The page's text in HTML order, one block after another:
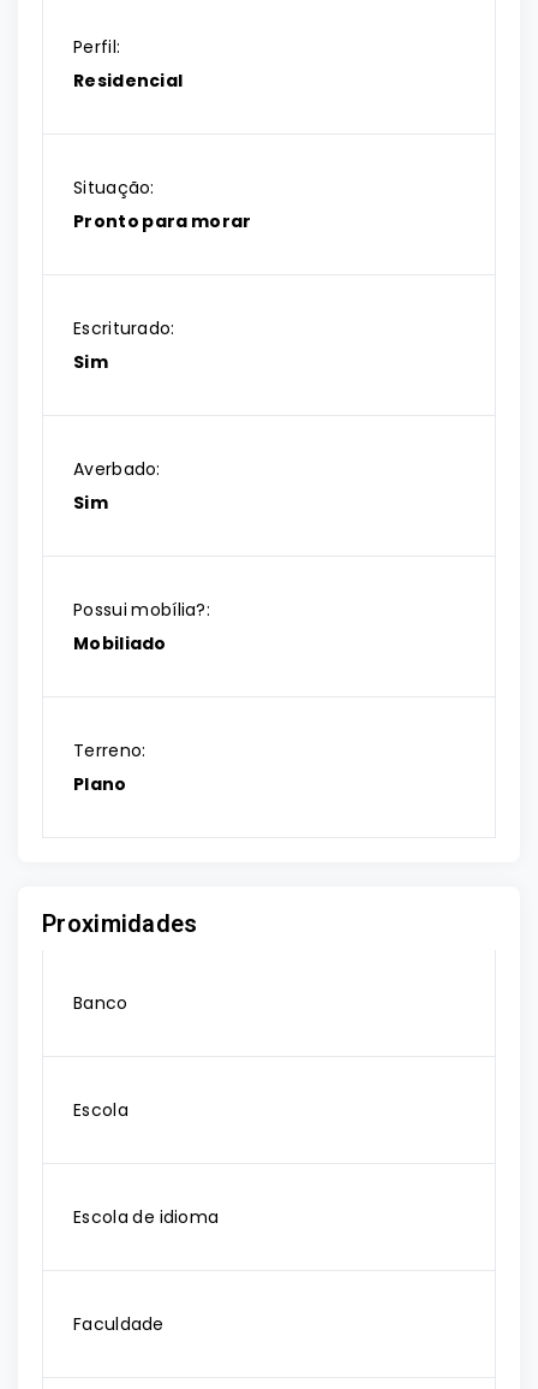
Perfil:
Residencial
Situação:
Pronto para morar
Escriturado:
Sim
Averbado:
Sim
Possui mobília?:
Mobiliado
Terreno:
Plano
Proximidades
Banco
Escola
Escola de idioma
Faculdade